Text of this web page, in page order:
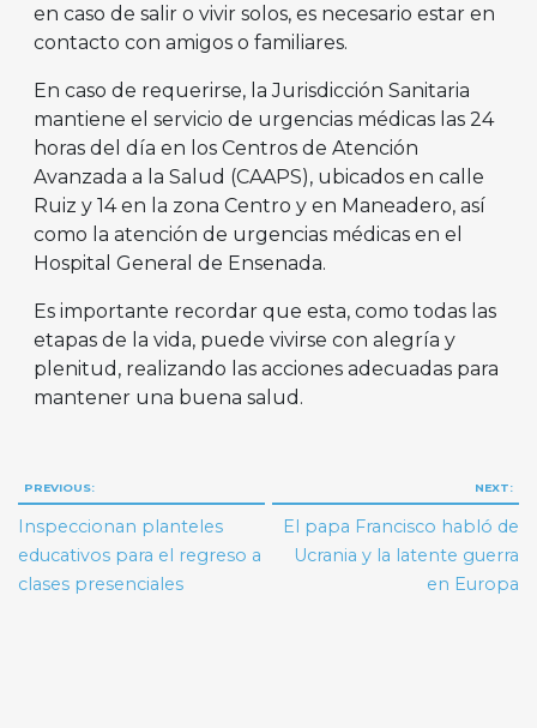
en caso de salir o vivir solos, es necesario estar en
contacto con amigos o familiares.
En caso de requerirse, la Jurisdicción Sanitaria
mantiene el servicio de urgencias médicas las 24
horas del día en los Centros de Atención
Avanzada a la Salud (CAAPS), ubicados en calle
Ruiz y 14 en la zona Centro y en Maneadero, así
como la atención de urgencias médicas en el
Hospital General de Ensenada.
Es importante recordar que esta, como todas las
etapas de la vida, puede vivirse con alegría y
plenitud, realizando las acciones adecuadas para
mantener una buena salud.
Navegación
de
entradas
PREVIOUS:
Inspeccionan planteles
educativos para el regreso a
clases presenciales
NEXT:
El papa Francisco habló de
Ucrania y la latente guerra
en Europa